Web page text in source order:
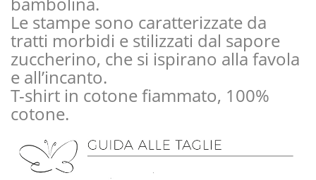
Le stampe sono caratterizzate da
tratti morbidi e stilizzati dal sapore
zuccherino, che si ispirano alla favola
e all’incanto.
T-shirt in cotone fiammato, 100%
cotone.